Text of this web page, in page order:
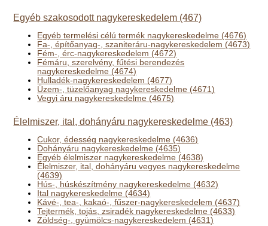
Egyéb szakosodott nagykereskedelem (467)
Egyéb termelési célú termék nagykereskedelme (4676)
Fa-, építőanyag-, szaniteráru-nagykereskedelem (4673)
Fém-, érc-nagykereskedelem (4672)
Fémáru, szerelvény, fűtési berendezés
nagykereskedelme (4674)
Hulladék-nagykereskedelem (4677)
Üzem-, tüzelőanyag nagykereskedelme (4671)
Vegyi áru nagykereskedelme (4675)
Élelmiszer, ital, dohányáru nagykereskedelme (463)
Cukor, édesség nagykereskedelme (4636)
Dohányáru nagykereskedelme (4635)
Egyéb élelmiszer nagykereskedelme (4638)
Élelmiszer, ital, dohányáru vegyes nagykereskedelme
(4639)
Hús-, húskészítmény nagykereskedelme (4632)
Ital nagykereskedelme (4634)
Kávé-, tea-, kakaó-, fűszer-nagykereskedelem (4637)
Tejtermék, tojás, zsiradék nagykereskedelme (4633)
Zöldség-, gyümölcs-nagykereskedelem (4631)